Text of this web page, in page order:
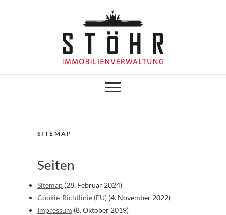
Stöhr
Immobilienverwaltung
SITEMAP
Seiten
Sitemap (28. Februar 2024)
Cookie-Richtlinie (EU) (4. November 2022)
Impressum (8. Oktober 2019)